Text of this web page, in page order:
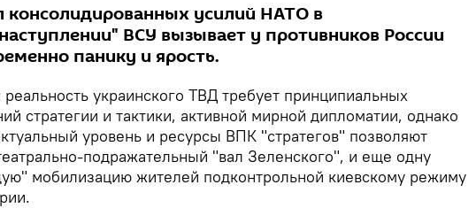
консолидированных усилий НАТО в
ВСУ вызывает у противников России
панику и ярость.
реальность украинского ТВД требует принципиальных
стратегии и тактики, активной мирной дипломатии, однако
уровень и ресурсы ВПК "стратегов" позволяют
подражательный "вал Зеленского", и еще одну
мобилизацию жителей подконтрольной киевскому режиму